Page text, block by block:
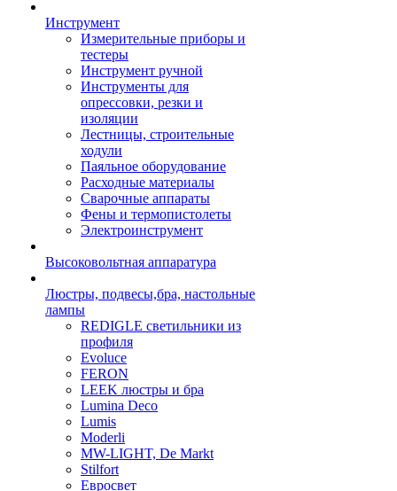
Инструмент
Измерительные приборы и
тестеры
Инструмент ручной
Инструменты для
опрессовки, резки и
изоляции
Лестницы, строительные
ходули
Паяльное оборудование
Расходные материалы
Сварочные аппараты
Фены и термопистолеты
Электроинструмент
Высоковольтная аппаратура
Люстры, подвесы,бра, настольные
лампы
REDIGLE светильники из
профиля
Evoluce
FERON
LEEK люстры и бра
Lumina Deco
Lumis
Moderli
MW-LIGHT, De Markt
Stilfort
Евросвет